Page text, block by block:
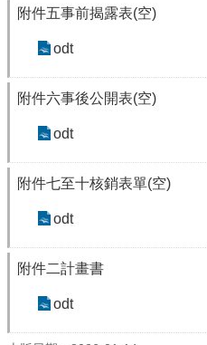
上
登
役
業
上
申
附件五事前揭露表(空)
odt
附件六事後公開表(空)
odt
附件七至十核銷表單(空)
odt
附件二計畫書
odt